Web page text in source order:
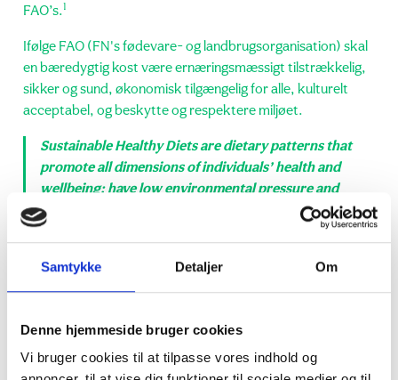
Samtykke Detaljer Om
Denne hjemmeside bruger cookies
Vi bruger cookies til at tilpasse vores indhold og
FAO’s.1
Ifølge FAO (FN's fødevare- og landbrugsorganisation) skal
en bæredygtig kost være ernæringsmæssigt tilstrækkelig,
sikker og sund, økonomisk tilgængelig for alle, kulturelt
acceptabel, og beskytte og respektere miljøet.
Sustainable Healthy Diets are dietary patterns that
promote all dimensions of individuals’ health and
wellbeing; have low environmental pressure and
impact; are accessible, affordable, safe and
Guiding principles
FAO’s definition er dog ikke så udbredt blandt danskerne,
ifølge undersøgelsen. De danske forbrugere definerer
nemlig primært en bæredygtig kost som en, der er